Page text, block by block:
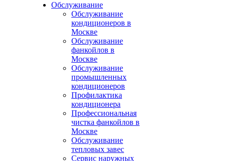
Обслуживание
Обслуживание
кондиционеров в
Москве
Обслуживание
фанкойлов в
Москве
Обслуживание
промышленных
кондиционеров
Профилактика
кондиционера
Профессиональная
чистка фанкойлов в
Москве
Обслуживание
тепловых завес
Сервис наружных